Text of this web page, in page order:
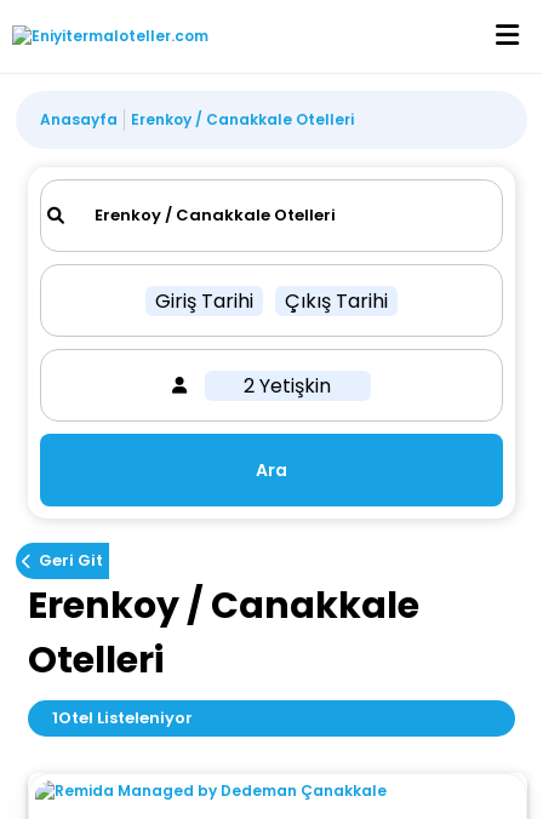
Anasayfa Erenkoy / Canakkale Otelleri
Giriş Tarihi Çıkış Tarihi
2 Yetişkin
Ara
Geri Git
Erenkoy / Canakkale
Otelleri
1Otel Listeleniyor